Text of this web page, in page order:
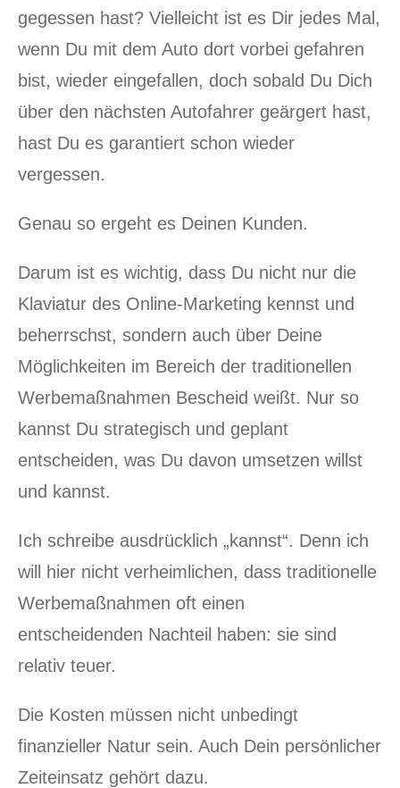
gegessen hast? Vielleicht ist es Dir jedes Mal,
wenn Du mit dem Auto dort vorbei gefahren
bist, wieder eingefallen, doch sobald Du Dich
über den nächsten Autofahrer geärgert hast,
hast Du es garantiert schon wieder
vergessen.
Genau so ergeht es Deinen Kunden.
Darum ist es wichtig, dass Du nicht nur die
Klaviatur des Online-Marketing kennst und
beherrschst, sondern auch über Deine
Möglichkeiten im Bereich der traditionellen
Werbemaßnahmen Bescheid weißt. Nur so
kannst Du strategisch und geplant
entscheiden, was Du davon umsetzen willst
und kannst.
Ich schreibe ausdrücklich „kannst“. Denn ich
will hier nicht verheimlichen, dass traditionelle
Werbemaßnahmen oft einen
entscheidenden Nachteil haben: sie sind
relativ teuer.
Die Kosten müssen nicht unbedingt
finanzieller Natur sein. Auch Dein persönlicher
Zeiteinsatz gehört dazu.